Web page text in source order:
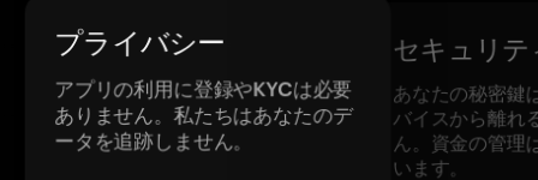
プライバシー
アプリの利用に登録やKYCは必要
ありません。私たちはあなたのデ
ータを追跡しません。
セキュリテ
あなたの秘密鍵
バイスから離れ
ん。資金の管理
います。